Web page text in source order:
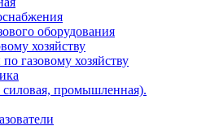
оборудования
хозяйству
газовому хозяйству
силовая, промышленная).